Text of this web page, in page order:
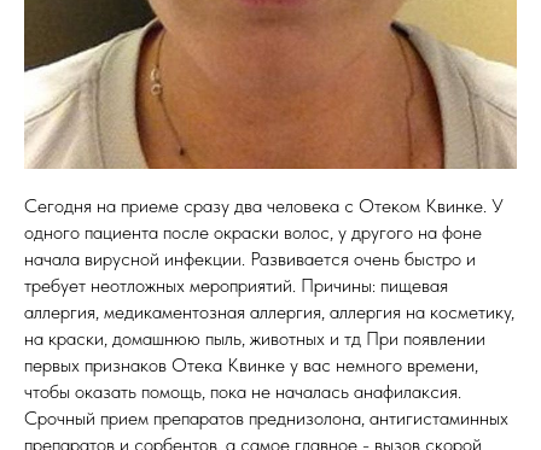
Сегодня на приеме сразу два человека с Отеком Квинке. У
одного пациента после окраски волос, у другого на фоне
начала вирусной инфекции. Развивается очень быстро и
требует неотложных мероприятий. Причины: пищевая
аллергия, медикаментозная аллергия, аллергия на косметику,
на краски, домашнюю пыль, животных и тд При появлении
первых признаков Отека Квинке у вас немного времени,
чтобы оказать помощь, пока не началась анафилаксия.
Срочный прием препаратов преднизолона, антигистаминных
препаратов и сорбентов, а самое главное - вызов скорой